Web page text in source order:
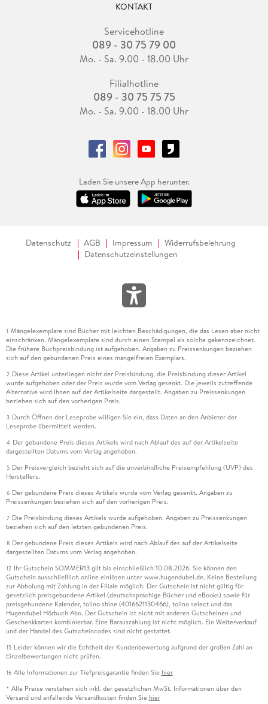
KONTAKT
Servicehotline
089 - 30 75 79 00
Mo. - Sa. 9.00 - 18.00 Uhr
Filialhotline
089 - 30 75 75 75
Mo. - Sa. 9.00 - 18.00 Uhr
Laden Sie unsere App herunter.
Datenschutz AGB Impressum
Widerrufsbelehrung
Datenschutzeinstellungen
1 Mängelexemplare sind Bücher mit leichten Beschädigungen, die das Lesen aber nicht
einschränken. Mängelexemplare sind durch einen Stempel als solche gekennzeichnet.
Die frühere Buchpreisbindung ist aufgehoben. Angaben zu Preissenkungen beziehen
sich auf den gebundenen Preis eines mangelfreien Exemplars.
2 Diese Artikel unterliegen nicht der Preisbindung, die Preisbindung dieser Artikel
wurde aufgehoben oder der Preis wurde vom Verlag gesenkt. Die jeweils zutreffende
Alternative wird Ihnen auf der Artikelseite dargestellt. Angaben zu Preissenkungen
beziehen sich auf den vorherigen Preis.
3 Durch Öffnen der Leseprobe willigen Sie ein, dass Daten an den Anbieter der
Leseprobe übermittelt werden.
4 Der gebundene Preis dieses Artikels wird nach Ablauf des auf der Artikelseite
dargestellten Datums vom Verlag angehoben.
5 Der Preisvergleich bezieht sich auf die unverbindliche Preisempfehlung (UVP) des
Herstellers.
6 Der gebundene Preis dieses Artikels wurde vom Verlag gesenkt. Angaben zu
Preissenkungen beziehen sich auf den vorherigen Preis.
7 Die Preisbindung dieses Artikels wurde aufgehoben. Angaben zu Preissenkungen
beziehen sich auf den letzten gebundenen Preis.
8 Der gebundene Preis dieses Artikels wird nach Ablauf des auf der Artikelseite
dargestellten Datums vom Verlag angehoben.
12 Ihr Gutschein SOMMER13 gilt bis einschließlich 10.08.2026. Sie können den
Gutschein ausschließlich online einlösen unter www.hugendubel.de. Keine Bestellung
zur Abholung mit Zahlung in der Filiale möglich. Der Gutschein ist nicht gültig für
gesetzlich preisgebundene Artikel (deutschsprachige Bücher und eBooks) sowie für
preisgebundene Kalender, tolino shine (4016621130466), tolino select und das
Hugendubel Hörbuch Abo. Der Gutschein ist nicht mit anderen Gutscheinen und
Geschenkkarten kombinierbar. Eine Barauszahlung ist nicht möglich. Ein Weiterverkauf
und der Handel des Gutscheincodes sind nicht gestattet.
15 Leider können wir die Echtheit der Kundenbewertung aufgrund der großen Zahl an
Einzelbewertungen nicht prüfen.
16 Alle Informationen zur Tiefpreisgarantie finden Sie hier
* Alle Preise verstehen sich inkl. der gesetzlichen MwSt. Informationen über den
Versand und anfallende Versandkosten finden Sie hier